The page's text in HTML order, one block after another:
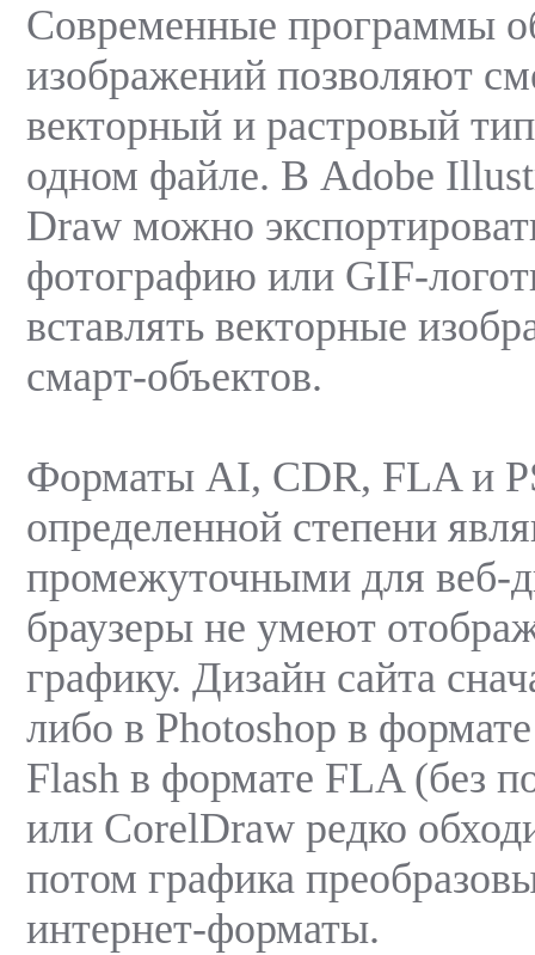
Современные программы
изображений позволяют
векторный и растровый
одном файле. В Adobe
Draw можно
фотографию или GIF-
вставлять векторные
смарт-объектов.
Форматы AI, CDR, FLA и
определенной степени
промежуточными для веб-
браузеры не умеют
графику. Дизайн сайта
либо в Photoshop в
Flash в формате FLA (без
или CorelDraw редко
потом графика
интернет-форматы.